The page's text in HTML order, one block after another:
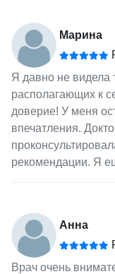
Марина
Я давно не видела
располагающих к
доверие! У меня
впечатления.
рекомендации. Я
Анна
Врач очень